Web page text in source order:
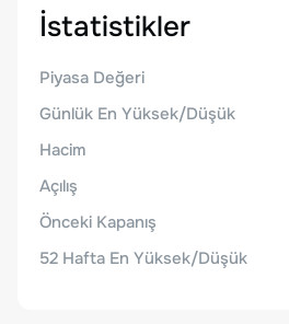
İstatistikler
Piyasa Değeri
Günlük En Yüksek/Düşük
Hacim
Açılış
Önceki Kapanış
52 Hafta En Yüksek/Düşük